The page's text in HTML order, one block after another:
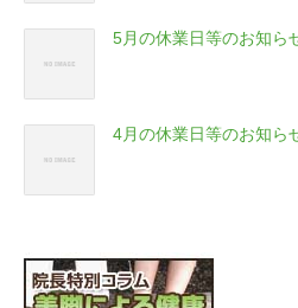
5月の休業日等のお知ら
4月の休業日等のお知ら